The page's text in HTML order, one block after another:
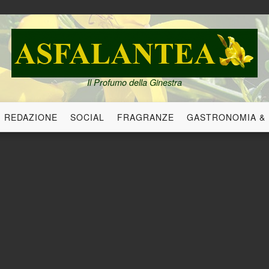
Il Profumo della Ginestra
REDAZIONE SOCIAL FRAGRANZE GASTRONOMIA &